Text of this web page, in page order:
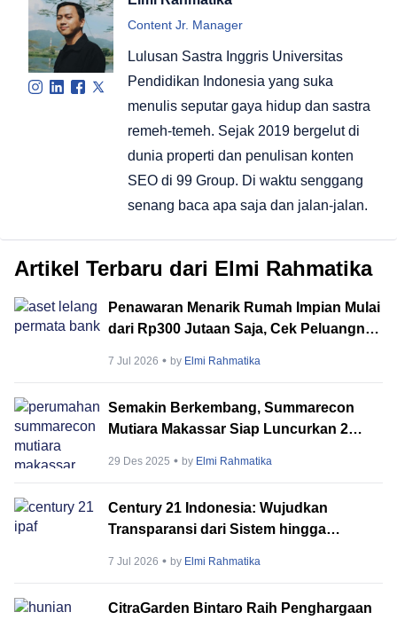
Content Jr. Manager
Lulusan Sastra Inggris Universitas
Pendidikan Indonesia yang suka
menulis seputar gaya hidup dan sastra
remeh-temeh. Sejak 2019 bergelut di
dunia properti dan penulisan konten
SEO di 99 Group. Di waktu senggang
senang baca apa saja dan jalan-jalan.
Artikel Terbaru dari Elmi Rahmatika
Penawaran Menarik Rumah Impian Mulai
dari Rp300 Jutaan Saja, Cek Peluangnya
7 Jul 2026 by Elmi Rahmatika
Semakin Berkembang, Summarecon
Mutiara Makassar Siap Luncurkan 2
29 Des 2025 by Elmi Rahmatika
Century 21 Indonesia: Wujudkan
Transparansi dari Sistem hingga
7 Jul 2026 by Elmi Rahmatika
CitraGarden Bintaro Raih Penghargaan